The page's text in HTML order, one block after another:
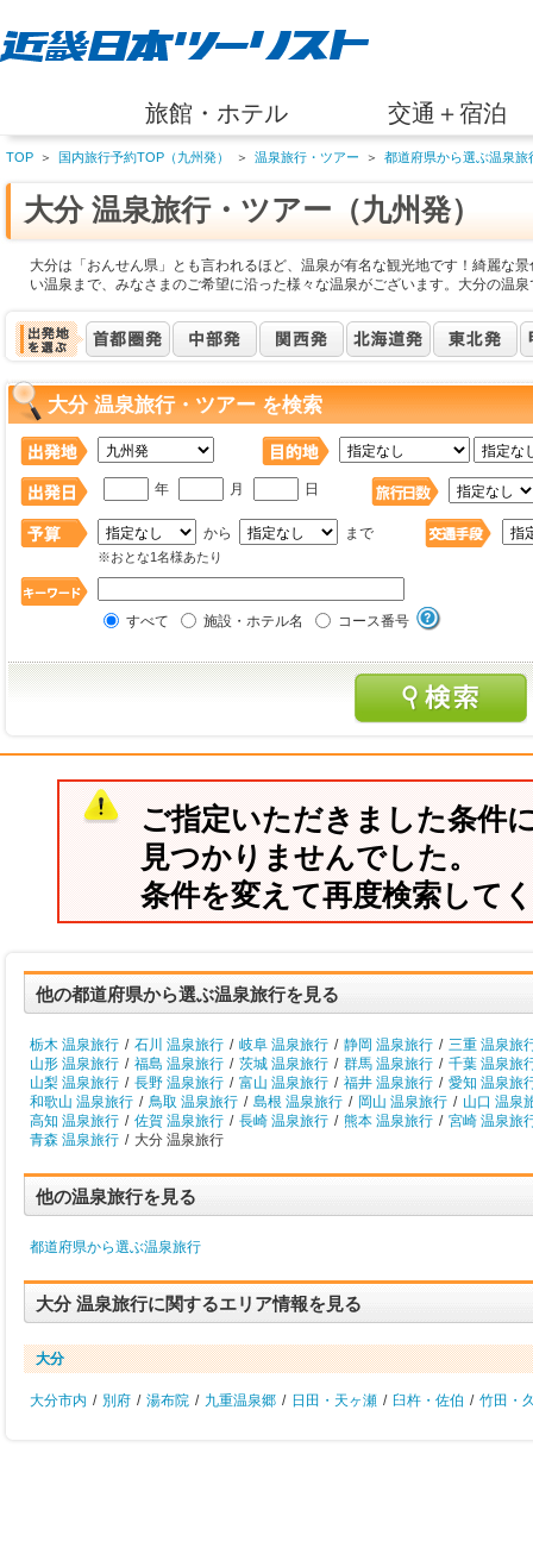
旅館・ホテル 交通＋宿泊
TOP ＞ 国内旅行予約TOP（九州発） ＞ 温泉旅行・ツアー ＞ 都道府県から選ぶ温泉旅
大分 温泉旅行・ツアー（九州発）
大分は「おんせん県」とも言われるほど、温泉が有名な観光地です！綺麗な
い温泉まで、みなさまのご希望に沿った様々な温泉がございます。大分の温
大分 温泉旅行・ツアー を検索
年 月 日
から まで
※おとな1名様あたり
すべて 施設・ホテル名 コース番号
ご指定いただきました条件
見つかりませんでした。
条件を変えて再度検索して
他の都道府県から選ぶ温泉旅行を見る
栃木 温泉旅行 / 石川 温泉旅行 / 岐阜 温泉旅行 / 静岡 温泉旅行 / 三重 温泉旅
山形 温泉旅行 / 福島 温泉旅行 / 茨城 温泉旅行 / 群馬 温泉旅行 / 千葉 温泉旅
山梨 温泉旅行 / 長野 温泉旅行 / 富山 温泉旅行 / 福井 温泉旅行 / 愛知 温泉旅
和歌山 温泉旅行 / 鳥取 温泉旅行 / 島根 温泉旅行 / 岡山 温泉旅行 / 山口 温泉
高知 温泉旅行 / 佐賀 温泉旅行 / 長崎 温泉旅行 / 熊本 温泉旅行 / 宮崎 温泉旅
青森 温泉旅行 / 大分 温泉旅行
他の温泉旅行を見る
都道府県から選ぶ温泉旅行
大分 温泉旅行に関するエリア情報を見る
大分
大分市内 / 別府 / 湯布院 / 九重温泉郷 / 日田・天ヶ瀬 / 臼杵・佐伯 / 竹田・